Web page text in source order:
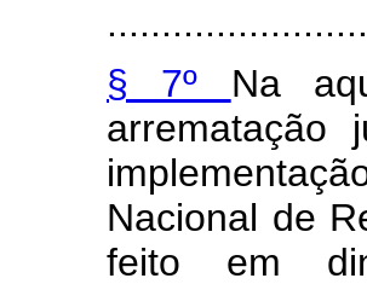
§ 7º Na
arrematação
Nacional de
feito em